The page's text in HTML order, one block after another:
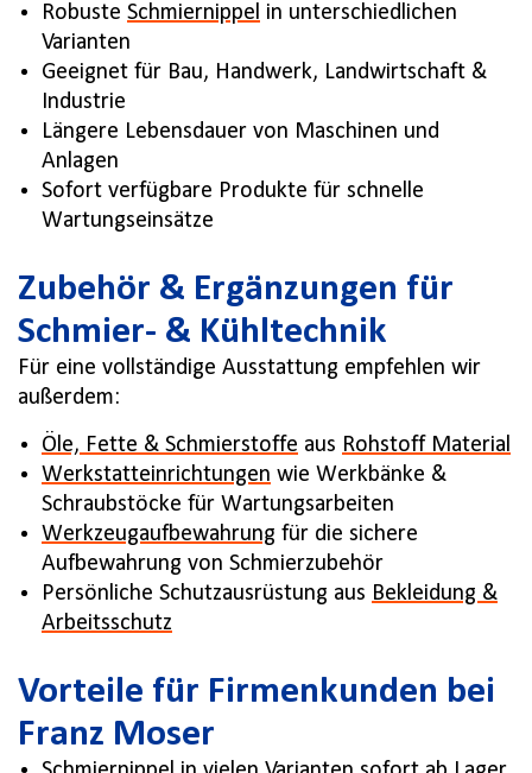
Robuste Schmiernippel in unterschiedlichen
Varianten
Geeignet für Bau, Handwerk, Landwirtschaft &
Industrie
Längere Lebensdauer von Maschinen und
Anlagen
Sofort verfügbare Produkte für schnelle
Wartungseinsätze
Zubehör & Ergänzungen für
Schmier- & Kühltechnik
Für eine vollständige Ausstattung empfehlen wir
außerdem:
Öle, Fette & Schmierstoffe aus Rohstoff Material
Werkstatteinrichtungen wie Werkbänke &
Schraubstöcke für Wartungsarbeiten
Werkzeugaufbewahrung für die sichere
Aufbewahrung von Schmierzubehör
Persönliche Schutzausrüstung aus Bekleidung &
Arbeitsschutz
Vorteile für Firmenkunden bei
Franz Moser